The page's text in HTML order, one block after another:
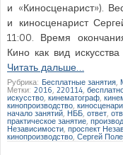
и «Киносценарист»).
и киносценарист
11:00. Время
Кино как вид
Читать дальше…
Рубрика: Бесплатные занятия
Метки: 2016 220114
искусство кинематограф
кинопроизводство
начало занятий НББ ответ
практическое занятие
Независимости проспект
кинопроизводство, Сергей